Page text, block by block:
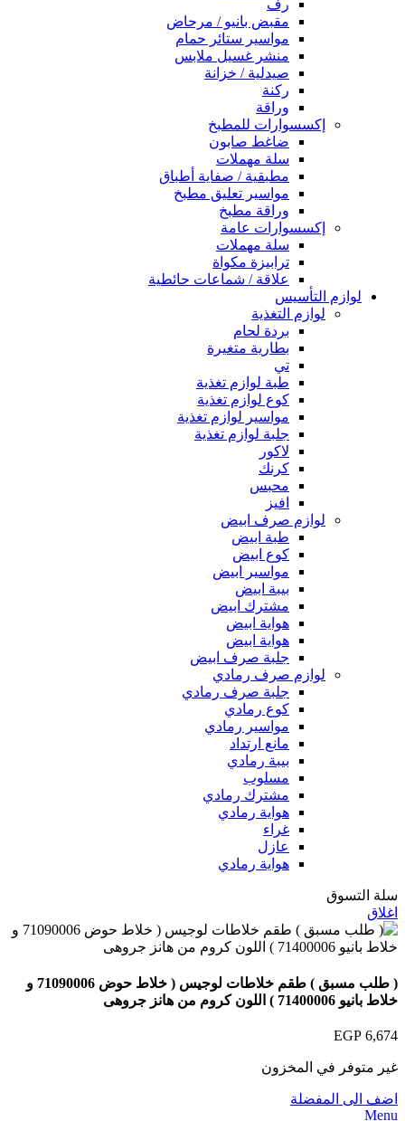
رف
مقبض بانيو / مرحاض
مواسير ستائر حمام
منشر غسيل ملابس
صيدلية / خزانة
ركنة
وراقة
إكسسوارات للمطبخ
ضاغط صابون
سلة مهملات
مطبقية / صفاية أطباق
مواسير تعليق مطبخ
وراقة مطبخ
إكسسوارات عامة
سلة مهملات
ترابيزة مكواة
علاقة / شماعات حائطية
لوازم التأسيس
لوازم التغذية
بردة لحام
بطارية متغيرة
تي
طبة لوازم تغذية
كوع لوازم تغذية
مواسير لوازم تغذية
جلبة لوازم تغذية
لاكور
كرنك
محبس
افيز
لوازم صرف ابيض
طبة ابيض
كوع ابيض
مواسير ابيض
بيبة ابيض
مشترك ابيض
هواية ابيض
هواية ابيض
جلبة صرف ابيض
لوازم صرف رمادي
جلبة صرف رمادي
كوع رمادي
مواسير رمادي
مانع ارتداد
بيبة رمادي
مسلوب
مشترك رمادي
هواية رمادي
غراء
عازل
هواية رمادي
سلة التسوق
اغلاق
( طلب مسبق ) طقم خلاطات لوجيس ( خلاط حوض 71090006 و
خلاط بانيو 71400006 ) اللون كروم من هانز جروهى
6,674
EGP
غير متوفر في المخزون
اضف الى المفضلة
Menu